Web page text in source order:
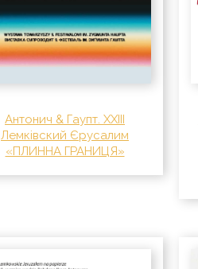
Антонич & Гаупт. XXIII
Лемківский Єрусалим
«ПЛИННА ГРАНИЦЯ»